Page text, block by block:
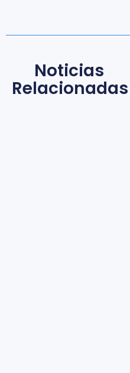
Noticias
Relacionadas